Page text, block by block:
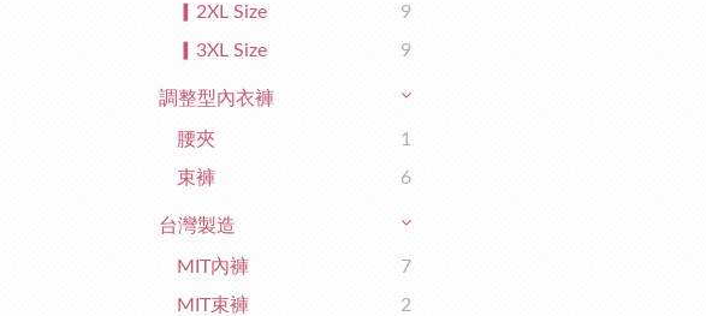
▎2XL Size
9
▎3XL Size
9
調整型內衣褲
腰夾
1
束褲
6
台灣製造
MIT內褲
7
MIT束褲
2